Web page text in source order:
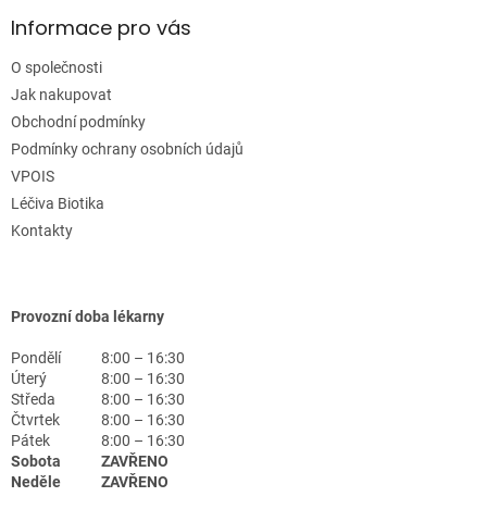
Informace pro vás
O společnosti
Jak nakupovat
Obchodní podmínky
Podmínky ochrany osobních údajů
VPOIS
Léčiva Biotika
Kontakty
Provozní doba lékarny
Pondělí
8:00 – 16:30
Úterý
8:00 – 16:30
Středa
8:00 – 16:30
Čtvrtek
8:00 – 16:30
Pátek
8:00 – 16:30
Sobota
ZAVŘENO
Neděle
ZAVŘENO